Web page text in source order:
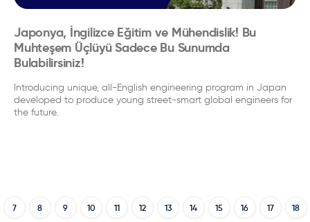
Japonya, İngilizce Eğitim ve Mühendislik! Bu
Muhteşem Üçlüyü Sadece Bu Sunumda
Bulabilirsiniz!
Introducing unique, all-English engineering program in Japan
developed to produce young street-smart global engineers for
the future.
7 8 9 10 11 12 13 14 15 16 17 18